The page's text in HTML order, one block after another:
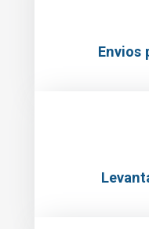
Envios